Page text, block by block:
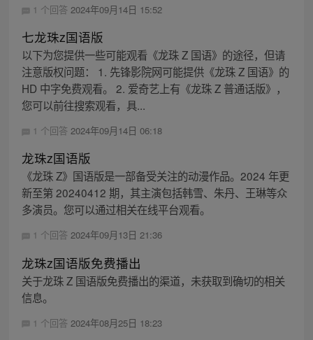
1 个回答 2024年09月14日 15:52
七龙珠z国语版
以下为您提供一些可能观看《龙珠 Z 国语》的途径，但请
注意版权问题： 1. 先锋影院网可能提供《龙珠 Z 国语》的
HD 中字免费观看。 2. 爱奇艺上有《龙珠 Z 普通话版》，
您可以前往搜索观看，具...
1 个回答 2024年09月14日 06:18
龙珠z国语版
《龙珠 Z》国语版是一部备受关注的动漫作品。2024 年更
新至第 20240412 期，其主演包括韩雪、朱丹、王琳等众
多演员。您可以通过相关在线平台观看。
1 个回答 2024年09月13日 21:36
龙珠z国语版免费播出
关于龙珠 Z 国语版免费播出的渠道，未获取到确切的相关
信息。
1 个回答 2024年08月25日 18:23